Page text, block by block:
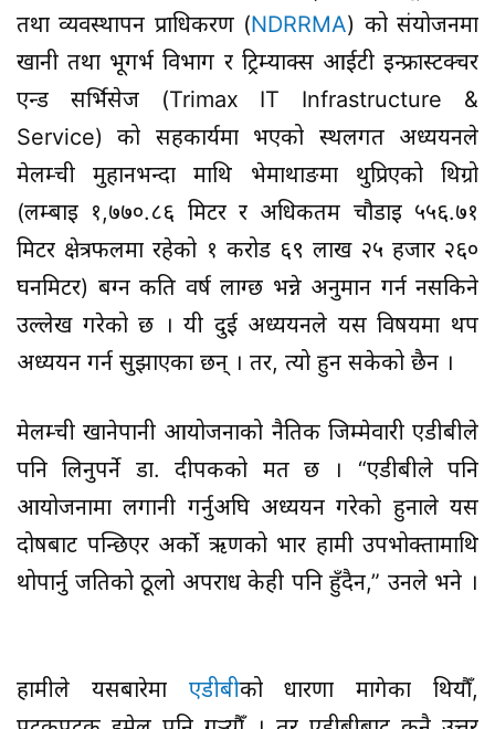
तथा व्यवस्थापन प्राधिकरण (NDRRMA) को संयोजनमा
खानी तथा भूगर्भ विभाग र ट्रिम्याक्स आईटी इन्फ्रास्टक्चर
एन्ड सर्भिसेज (Trimax IT Infrastructure &
Service) को सहकार्यमा भएको स्थलगत अध्ययनले
मेलम्ची मुहानभन्दा माथि भेमाथाङमा थुप्रिएको थिग्रो
(लम्बाइ १,७७०.८६ मिटर र अधिकतम चौडाइ ५५६.७१
मिटर क्षेत्रफलमा रहेको १ करोड ६९ लाख २५ हजार २६०
घनमिटर) बग्न कति वर्ष लाग्छ भन्ने अनुमान गर्न नसकिने
उल्लेख गरेको छ । यी दुई अध्ययनले यस विषयमा थप
अध्ययन गर्न सुझाएका छन् । तर, त्यो हुन सकेको छैन ।
मेलम्ची खानेपानी आयोजनाको नैतिक जिम्मेवारी एडीबीले
पनि लिनुपर्ने डा. दीपकको मत छ । “एडीबीले पनि
आयोजनामा लगानी गर्नुअघि अध्ययन गरेको हुनाले यस
दोषबाट पन्छिएर अर्को ऋणको भार हामी उपभोक्तामाथि
थोपार्नु जतिको ठूलो अपराध केही पनि हुँदैन,” उनले भने ।
हामीले यसबारेमा एडीबीको धारणा मागेका थियौँ,